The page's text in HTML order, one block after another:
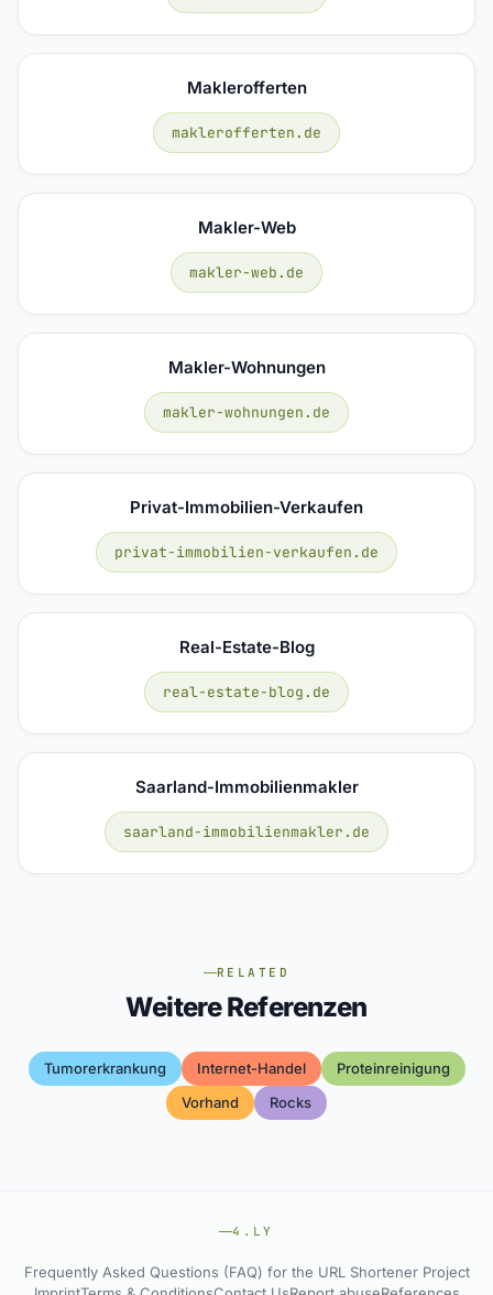
Maklerofferten
maklerofferten.de
Makler-Web
makler-web.de
Makler-Wohnungen
makler-wohnungen.de
Privat-Immobilien-Verkaufen
privat-immobilien-verkaufen.de
Real-Estate-Blog
real-estate-blog.de
Saarland-Immobilienmakler
saarland-immobilienmakler.de
RELATED
Weitere Referenzen
Tumorerkrankung Internet-Handel
Proteinreinigung
Vorhand
Rocks
4.LY
Frequently Asked Questions (FAQ) for the URL Shortener Project